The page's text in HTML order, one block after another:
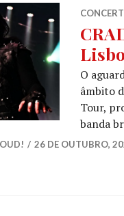
O
âmbito
Tour,
banda
26 DE OUTUBRO,